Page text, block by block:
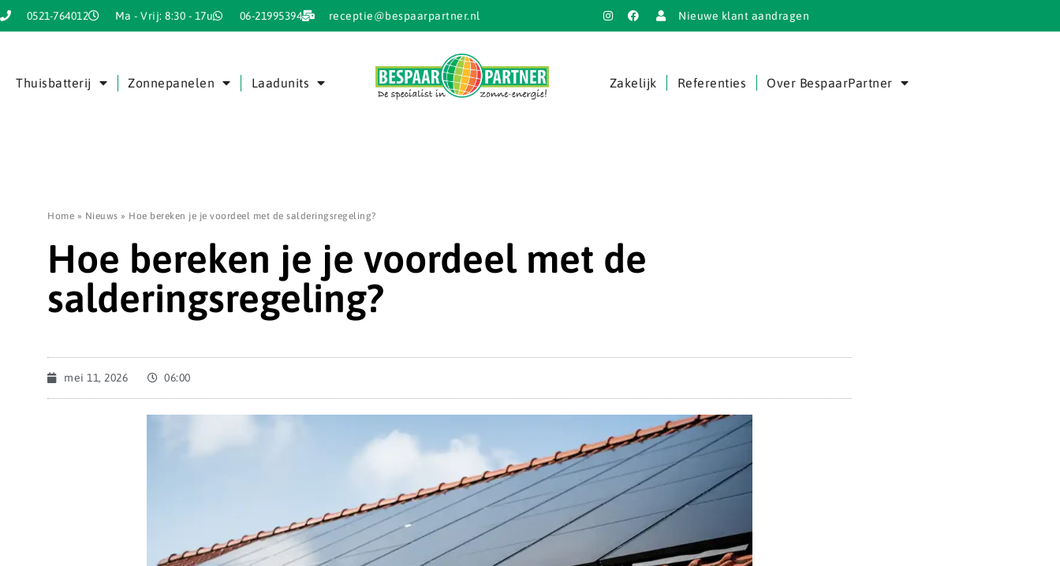
0521-764012 Ma - Vrij: 8:30 - 17u 06-21995394 receptie@bespaarpartner.nl Nieuwe klant aandragen
Thuisbatterij Zonnepanelen Laadunits Zakelijk Referenties Over BespaarPartner
Home » Nieuws » Hoe bereken je je voordeel met de salderingsregeling?
Hoe bereken je je voordeel met de
salderingsregeling?
mei 11, 2026 06:00